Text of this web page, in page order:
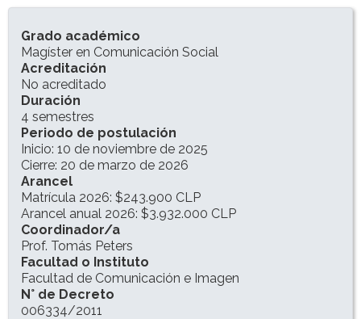
INFORMACIÓN DEL PROGRAMA
Grado académico
Magíster en Comunicación Social
Acreditación
No acreditado
Duración
4 semestres
Periodo de postulación
Inicio: 10 de noviembre de 2025
Cierre: 20 de marzo de 2026
Arancel
Matrícula 2026: $243.900 CLP
Arancel anual 2026: $3.932.000 CLP
Coordinador/a
Prof. Tomás Peters
Facultad o Instituto
Facultad de Comunicación e Imagen
N° de Decreto
006334/2011